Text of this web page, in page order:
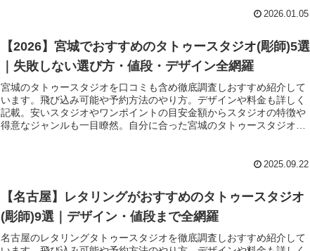
2026.01.05
【2026】宮城でおすすめのタトゥースタジオ(彫師)5選
｜失敗しない選び方・値段・デザイン全網羅
宮城のタトゥースタジオを口コミも含め徹底調査しおすすめ紹介して
います。飛び込み可能や予約方法のやり方。デザインや料金も詳しく
記載。安いスタジオやワンポイントの目安金額からスタジオの特徴や
得意なジャンルも一目瞭然。自分に合った宮城のタトゥースタジオが
2025.09.22
【名古屋】レタリングがおすすめのタトゥースタジオ
(彫師)9選｜デザイン・値段まで全網羅
名古屋のレタリングタトゥースタジオを徹底調査しおすすめ紹介して